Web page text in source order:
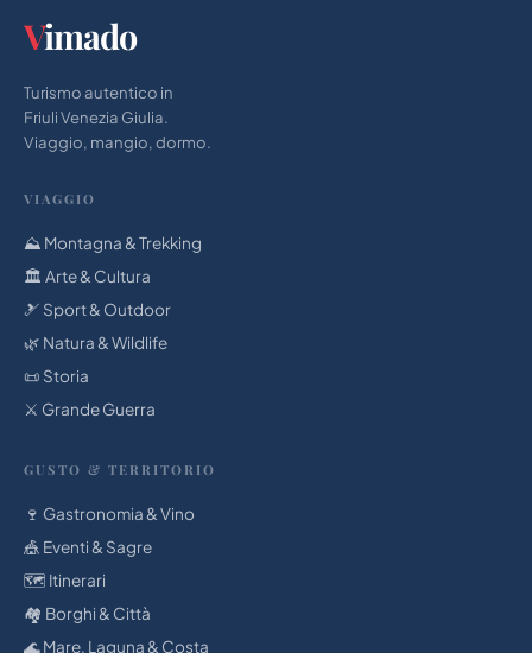
Vimado
Turismo autentico in
Friuli Venezia Giulia.
Viaggio, mangio, dormo.
VIAGGIO
⛰️ Montagna & Trekking
🏛 Arte & Cultura
🎿 Sport & Outdoor
🌿 Natura & Wildlife
📜 Storia
⚔️ Grande Guerra
GUSTO & TERRITORIO
🍷 Gastronomia & Vino
🎪 Eventi & Sagre
🗺️ Itinerari
🏘️ Borghi & Città
🌊 Mare, Laguna & Costa